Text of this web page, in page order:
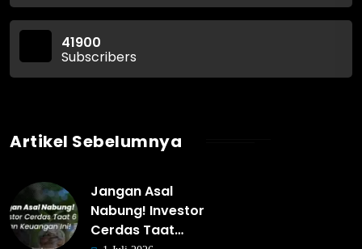
41900
Subscribers
Artikel Sebelumnya
Jangan Asal
Nabung! Investor
Cerdas Taat…